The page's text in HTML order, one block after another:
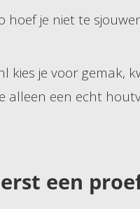
hoef je niet te
je voor gemak,
alleen een echt
een